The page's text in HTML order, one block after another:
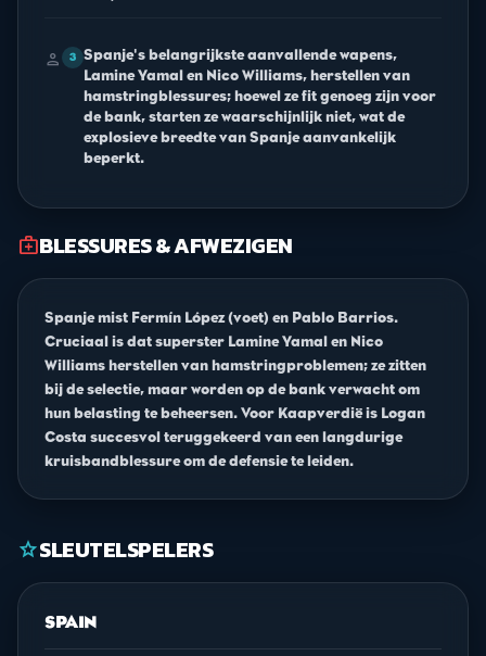
person 3
Spanje's belangrijkste aanvallende wapens,
Lamine Yamal en Nico Williams, herstellen van
hamstringblessures; hoewel ze fit genoeg zijn voor
de bank, starten ze waarschijnlijk niet, wat de
explosieve breedte van Spanje aanvankelijk
beperkt.
medical_servicesBLESSURES & AFWEZIGEN
Spanje mist Fermín López (voet) en Pablo Barrios.
Cruciaal is dat superster Lamine Yamal en Nico
Williams herstellen van hamstringproblemen; ze zitten
bij de selectie, maar worden op de bank verwacht om
hun belasting te beheersen. Voor Kaapverdië is Logan
Costa succesvol teruggekeerd van een langdurige
kruisbandblessure om de defensie te leiden.
starSLEUTELSPELERS
SPAIN